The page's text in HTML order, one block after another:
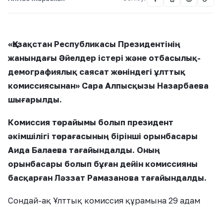
«Қазақстан Республикасы Президентінің
жанындағы Әйелдер істері және отбасылық-
демографиялық саясат жөніндегі ұлттық
комиссиясынан» Сара Алпысқызы Назарбаева
шығарылды.
Комиссия төрайымы болып президент
әкімшілігі төрағасының бірінші орынбасары
Аида Балаева тағайындалды. Оның
орынбасары болып бұған дейін комиссияны
басқарған Ләззат Рамазанова тағайындалды.
Сондай-ақ Ұлттық комиссия құрамына 29 адам